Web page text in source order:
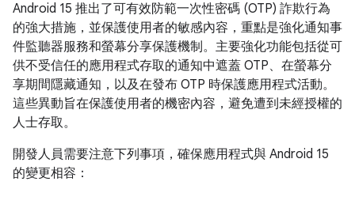
Android 15 推出了可有效防範一次性密碼 (OTP) 詐欺行為
的強大措施，並保護使用者的敏感內容，重點是強化通知事
件監聽器服務和螢幕分享保護機制。主要強化功能包括從可
供不受信任的應用程式存取的通知中遮蓋 OTP、在螢幕分
享期間隱藏通知，以及在發布 OTP 時保護應用程式活動。
這些異動旨在保護使用者的機密內容，避免遭到未經授權的
人士存取。
開發人員需要注意下列事項，確保應用程式與 Android 15
的變更相容：